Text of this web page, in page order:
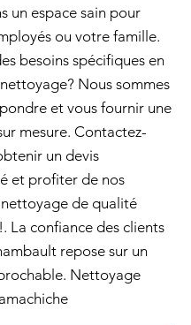
un espace sain pour
ou votre famille.
besoins spécifiques en
Nous sommes
et vous fournir une
mesure. Contactez-
un devis
et profiter de nos
de qualité
La confiance des clients
repose sur un
Nettoyage